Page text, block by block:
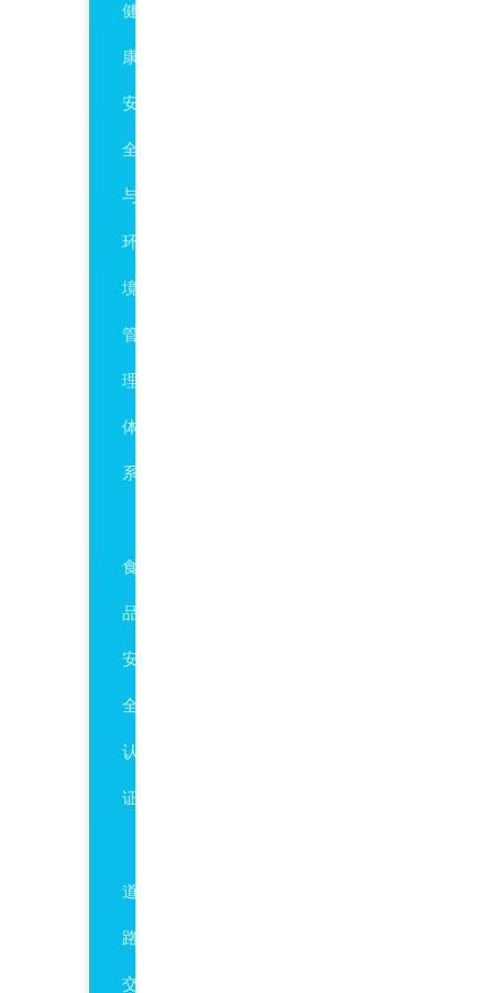
健
康、
安
全
与
环
境
管
理
体
系
食
品
安
全
认
证
道
路
交